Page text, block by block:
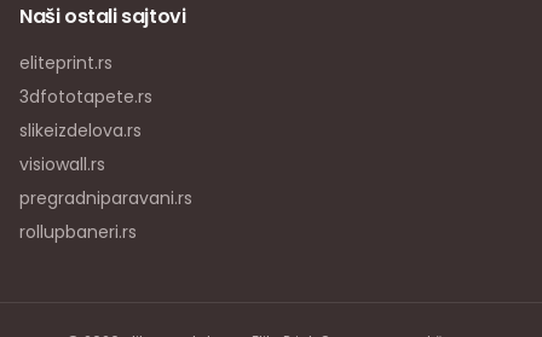
Naši ostali sajtovi
eliteprint.rs
3dfototapete.rs
slikeizdelova.rs
visiowall.rs
pregradniparavani.rs
rollupbaneri.rs